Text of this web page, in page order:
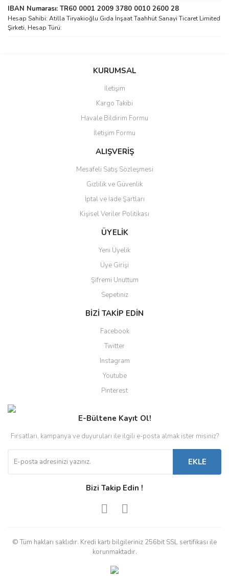
IBAN Numarası: TR60 0001 2009 3780 0010 2600 28
Hesap Sahibi: Atilla Tiryakioğlu Gıda İnşaat Taahhüt Sanayi Ticaret Limited
Şirketi, Hesap Türü:
KURUMSAL
İletişim
Kargo Takibi
Havale Bildirim Formu
İletişim Formu
ALIŞVERİŞ
Mesafeli Satış Sözleşmesi
Gizlilik ve Güvenlik
İptal ve İade Şartları
Kişisel Veriler Politikası
ÜYELİK
Yeni Üyelik
Üye Girişi
Şifremi Unuttum
Sepetiniz
BİZİ TAKİP EDİN
Facebook
Twitter
Instagram
Youtube
Pinterest
E-Bültene Kayıt Ol!
Fırsatları, kampanya ve duyuruları ile ilgili e-posta almak ister misiniz?
EKLE
Bizi Takip Edin !
© Tüm hakları saklıdır. Kredi kartı bilgileriniz 256bit SSL sertifikası ile
korunmaktadır.